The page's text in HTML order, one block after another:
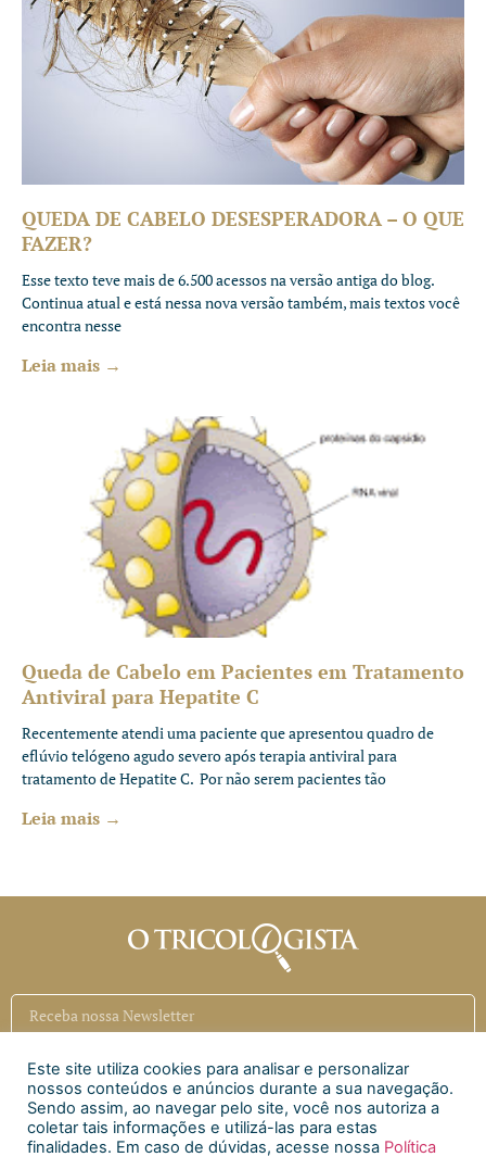
QUEDA DE CABELO DESESPERADORA – O QUE
FAZER?
Esse texto teve mais de 6.500 acessos na versão antiga do blog.
Continua atual e está nessa nova versão também, mais textos você
encontra nesse
Leia mais →
Queda de Cabelo em Pacientes em Tratamento
Antiviral para Hepatite C
Recentemente atendi uma paciente que apresentou quadro de
eflúvio telógeno agudo severo após terapia antiviral para
tratamento de Hepatite C. Por não serem pacientes tão
Leia mais →
Inscrever
Siga a CAECI
Este site utiliza cookies para analisar e personalizar
nossos conteúdos e anúncios durante a sua navegação.
Sendo assim, ao navegar pelo site, você nos autoriza a
coletar tais informações e utilizá-las para estas
finalidades. Em caso de dúvidas, acesse nossa Política